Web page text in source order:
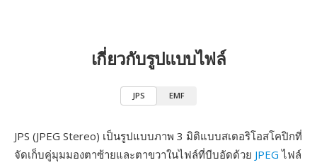
เกี่ยวกับรูปแบบไฟล์
JPS EMF
JPS (JPEG Stereo) เป็นรูปแบบภาพ 3 มิติแบบสเตอริโอสโคปิกที่
จัดเก็บคู่มุมมองตาซ้ายและตาขวาในไฟล์ที่บีบอัดด้วย JPEG ไฟล์